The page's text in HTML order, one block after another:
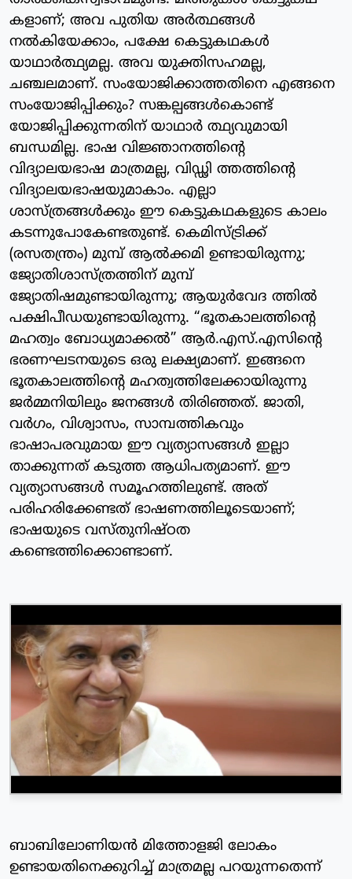
കളാണ്; അവ പുതിയ അർത്ഥങ്ങൾ
നൽകിയേക്കാം, പക്ഷേ കെട്ടുകഥകൾ
യാഥാർത്ഥ്യമല്ല. അവ യുക്തിസഹമല്ല,
ചഞ്ചലമാണ്. സംയോജിക്കാത്തതിനെ എങ്ങനെ
സംയോജിപ്പിക്കും? സങ്കല്പങ്ങൾകൊണ്ട്
യോജിപ്പിക്കുന്നതിന് യാഥാർ ത്ഥ്യവുമായി
ബന്ധമില്ല. ഭാഷ വിജ്ഞാനത്തിന്റെ
വിദ്യാലയഭാഷ മാത്രമല്ല, വിഡ്ഢി ത്തത്തിന്റെ
വിദ്യാലയഭാഷയുമാകാം. എല്ലാ
ശാസ്ത്രങ്ങൾക്കും ഈ കെട്ടുകഥകളുടെ കാലം
കടന്നുപോകേണ്ടതുണ്ട്. കെമിസ്ട്രിക്ക്
(രസതന്ത്രം) മുമ്പ് ആൽക്കമി ഉണ്ടായിരുന്നു;
ജ്യോതിശാസ്ത്രത്തിന് മുമ്പ്
ജ്യോതിഷമുണ്ടായിരുന്നു; ആയുർവേദ ത്തിൽ
പക്ഷിപീഡയുണ്ടായിരുന്നു. “ഭൂതകാലത്തിന്റെ
മഹത്വം ബോധ്യമാക്കൽ” ആർ.എസ്.എസിന്റെ
ഭരണഘടനയുടെ ഒരു ലക്ഷ്യമാണ്. ഇങ്ങനെ
ഭൂതകാലത്തിന്റെ മഹത്വത്തിലേക്കായിരുന്നു
ജർമ്മനിയിലും ജനങ്ങൾ തിരിഞ്ഞത്. ജാതി,
വർഗം, വിശ്വാസം, സാമ്പത്തികവും
ഭാഷാപരവുമായ ഈ വ്യത്യാസങ്ങൾ ഇല്ലാ
താക്കുന്നത് കടുത്ത ആധിപത്യമാണ്. ഈ
വ്യത്യാസങ്ങൾ സമൂഹത്തിലുണ്ട്. അത്
പരിഹരിക്കേണ്ടത് ഭാഷണത്തിലൂടെയാണ്;
ഭാഷയുടെ വസ്തുനിഷ്ഠത
കണ്ടെത്തിക്കൊണ്ടാണ്.
ബാബിലോണിയൻ മിത്തോളജി ലോകം
ഉണ്ടായതിനെക്കുറിച്ച് മാത്രമല്ല പറയുന്നതെന്ന്